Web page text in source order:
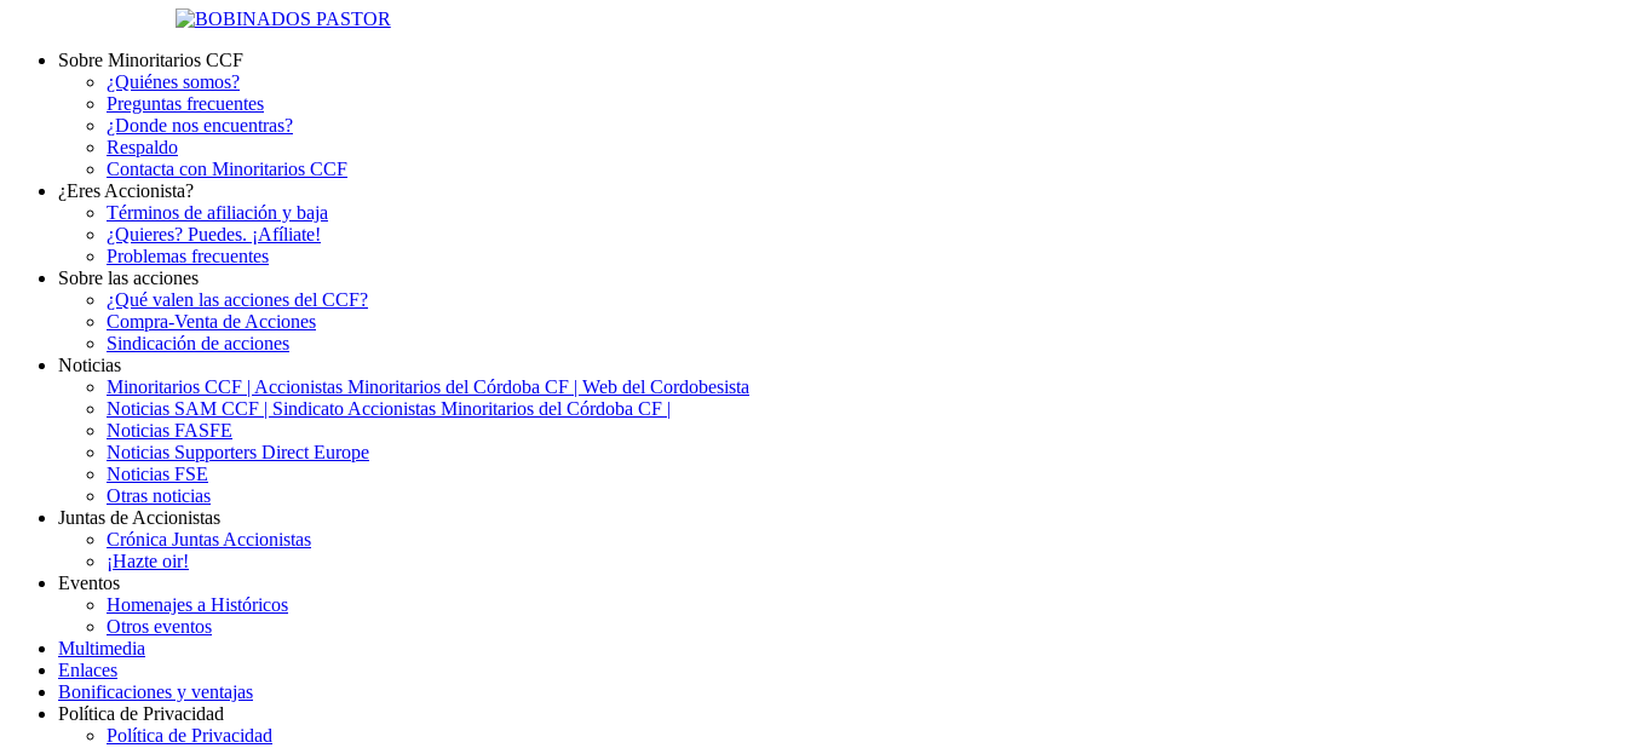
Sobre Minoritarios CCF
¿Quiénes somos?
Preguntas frecuentes
¿Donde nos encuentras?
Respaldo
Contacta con Minoritarios CCF
¿Eres Accionista?
Términos de afiliación y baja
¿Quieres? Puedes. ¡Afíliate!
Problemas frecuentes
Sobre las acciones
¿Qué valen las acciones del CCF?
Compra-Venta de Acciones
Sindicación de acciones
Noticias
Minoritarios CCF | Accionistas Minoritarios del Córdoba CF | Web del Cordobesista
Noticias SAM CCF | Sindicato Accionistas Minoritarios del Córdoba CF |
Noticias FASFE
Noticias Supporters Direct Europe
Noticias FSE
Otras noticias
Juntas de Accionistas
Crónica Juntas Accionistas
¡Hazte oir!
Eventos
Homenajes a Históricos
Otros eventos
Multimedia
Enlaces
Bonificaciones y ventajas
Política de Privacidad
Política de Privacidad